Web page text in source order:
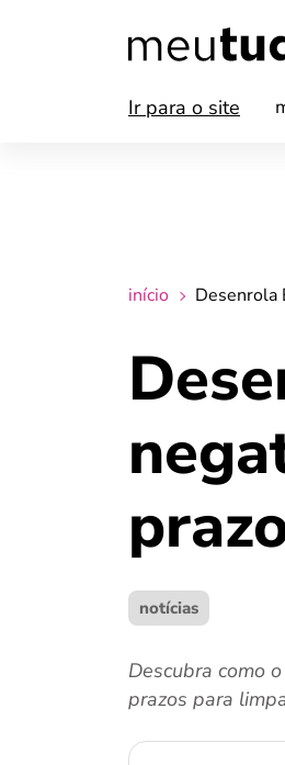
Ir para o site
início Desenrola
notícias
Descubra como
prazos para